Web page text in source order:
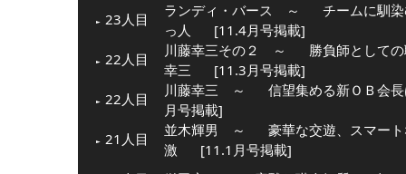
23人目
ランディ・バース ～
チームに馴
っ人
[11.4月号掲載]
22人目
川藤幸三その２ ～
勝負師として
幸三
[11.3月号掲載]
22人目
川藤幸三 ～
信望集める新ＯＢ会
月号掲載]
21人目
並木輝男 ～
豪華な交遊、スマー
激
[11.1月号掲載]